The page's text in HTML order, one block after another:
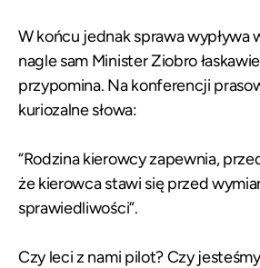
W końcu jednak sprawa wypływa
nagle sam Minister Ziobro
przypomina. Na konferencji
kuriozalne słowa:
“Rodzina kierowcy zapewnia,
że kierowca stawi się przed
sprawiedliwości”.
Czy leci z nami pilot? Czy